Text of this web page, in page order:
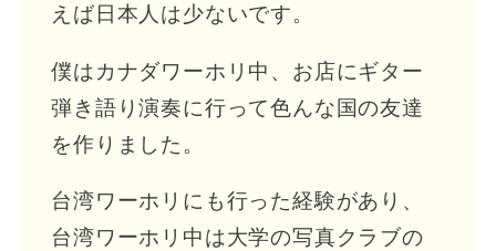
えば日本人は少ないです。
僕はカナダワーホリ中、お店にギター
弾き語り演奏に行って色んな国の友達
を作りました。
台湾ワーホリにも行った経験があり、
台湾ワーホリ中は大学の写真クラブの